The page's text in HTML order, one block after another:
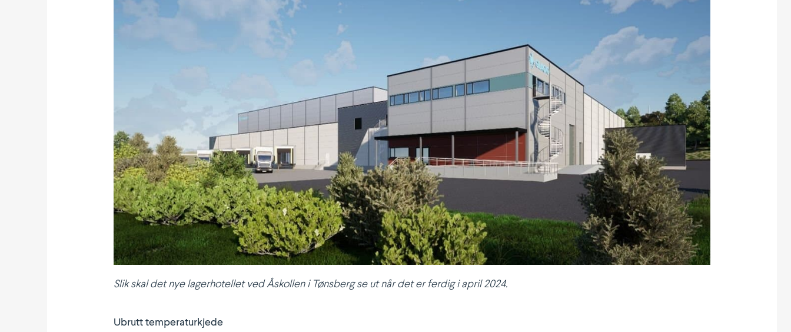
Slik skal det nye lager­ho­tellet ved Åskollen i Tønsberg se ut når det er ferdig i april 2024.
Ubrutt tempe­ra­tur­kjede